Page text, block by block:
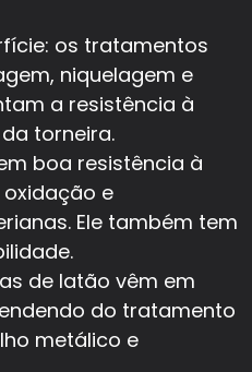
os tratamentos
niquelagem e
a resistência à
torneira.
boa resistência à
e
Ele também tem
de latão vêm em
do tratamento
metálico e